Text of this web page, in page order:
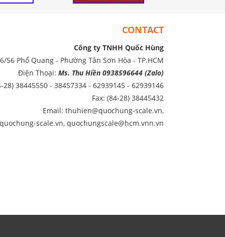
CONTACT
Công ty TNHH Quốc Hùng
56 Phổ Quang - Phường Tân Sơn Hòa - TP.HCM
Điện Thoại: Ms. Thu Hiền 0938596644 (Zalo)
28) 38445550 - 38457334 - 62939145 - 62939146
Fax: (84-28) 38445432
Email: thuhien@quochung-scale.vn,
scale.vn, quochungscale@hcm.vnn.vn